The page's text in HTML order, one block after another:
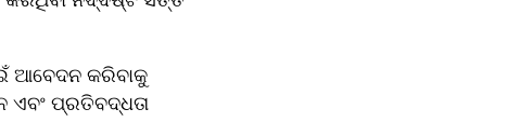
ଆବେଦନ କରିବାକୁ
ପ୍ରତିବଦ୍ଧତା